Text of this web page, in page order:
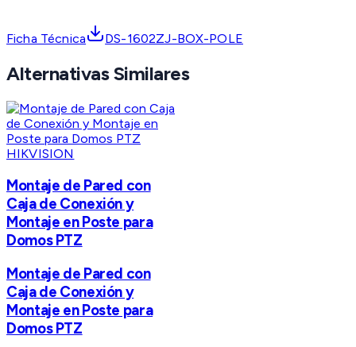
Ficha Técnica DS-1602ZJ-BOX-POLE
Alternativas Similares
HIKVISION
Montaje de Pared con
Caja de Conexión y
Montaje en Poste para
Domos PTZ
Montaje de Pared con
Caja de Conexión y
Montaje en Poste para
Domos PTZ